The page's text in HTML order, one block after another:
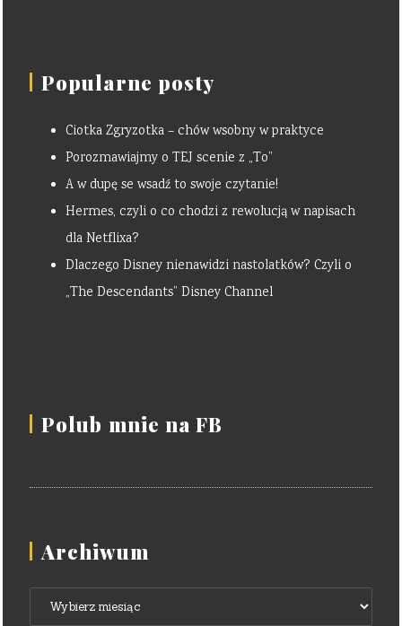
Popularne posty
Ciotka Zgryzotka – chów wsobny w praktyce
Porozmawiajmy o TEJ scenie z „To”
A w dupę se wsadź to swoje czytanie!
Hermes, czyli o co chodzi z rewolucją w napisach
dla Netflixa?
Dlaczego Disney nienawidzi nastolatków? Czyli o
„The Descendants” Disney Channel
Polub mnie na FB
Archiwum
Archiwum